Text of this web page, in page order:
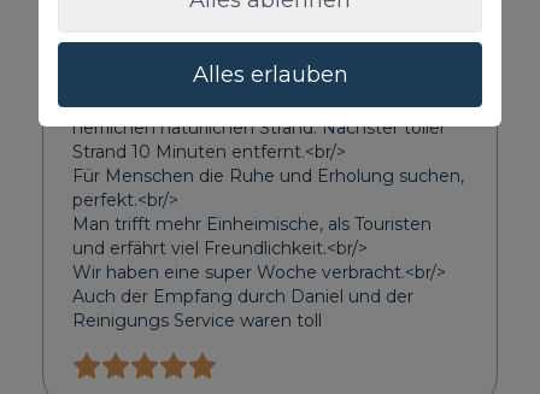
Manuela 07.04.2026
Wunderschöner Ort<br/>
Die Wohnung ist traumhaft, direkt an einem
herrlichen natürlichen Strand. Nächster toller
Strand 10 Minuten entfernt.<br/>
Für Menschen die Ruhe und Erholung suchen,
perfekt.<br/>
Man trifft mehr Einheimische, als Touristen
und erfährt viel Freundlichkeit.<br/>
Wir haben eine super Woche verbracht.<br/>
Auch der Empfang durch Daniel und der
Reinigungs Service waren toll
Alles erlauben